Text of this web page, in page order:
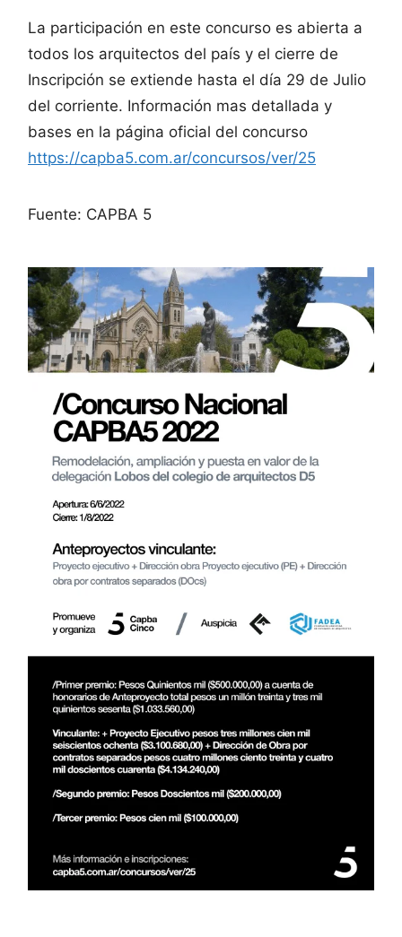
La participación en este concurso es abierta a
todos los arquitectos del país y el cierre de
Inscripción se extiende hasta el día 29 de Julio
del corriente. Información mas detallada y
bases en la página oficial del concurso
https://capba5.com.ar/concursos/ver/25
Fuente: CAPBA 5